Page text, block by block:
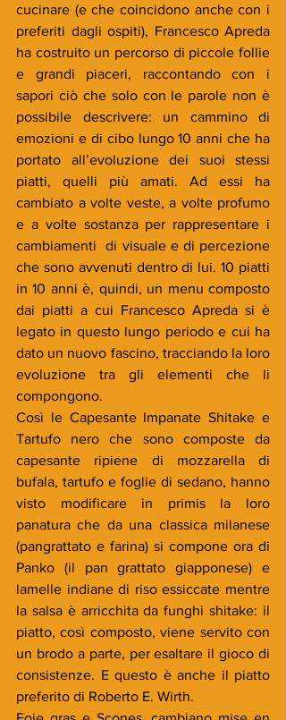
cucinare (e che coincidono anche con i
preferiti dagli ospiti), Francesco Apreda
ha costruito un percorso di piccole follie
e grandi piaceri, raccontando con i
sapori ciò che solo con le parole non è
possibile descrivere: un cammino di
emozioni e di cibo lungo 10 anni che ha
portato all’evoluzione dei suoi stessi
piatti, quelli più amati. Ad essi ha
cambiato a volte veste, a volte profumo
e a volte sostanza per rappresentare i
cambiamenti  di visuale e di percezione
che sono avvenuti dentro di lui. 10 piatti
in 10 anni è, quindi, un menu composto
dai piatti a cui Francesco Apreda si è
legato in questo lungo periodo e cui ha
dato un nuovo fascino, tracciando la loro
evoluzione tra gli elementi che li
compongono.
Così le Capesante Impanate Shitake e
Tartufo nero che sono composte da
capesante ripiene di mozzarella di
bufala, tartufo e foglie di sedano, hanno
visto modificare in primis la loro
panatura che da una classica milanese
(pangrattato e farina) si compone ora di
Panko (il pan grattato giapponese) e
lamelle indiane di riso essiccate mentre
la salsa è arricchita da funghi shitake: il
piatto, così composto, viene servito con
un brodo a parte, per esaltare il gioco di
consistenze. E questo è anche il piatto
preferito di Roberto E. Wirth.